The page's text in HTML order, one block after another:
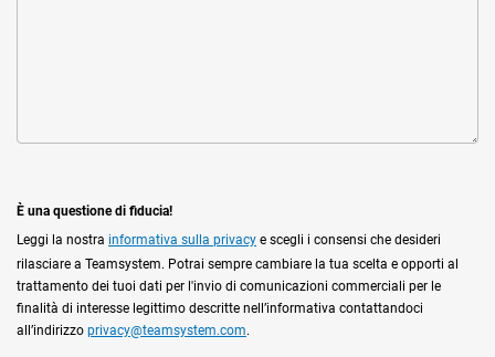
È una questione di fiducia!
Leggi la nostra informativa sulla privacy e scegli i consensi che desideri
rilasciare a Teamsystem. Potrai sempre cambiare la tua scelta e opporti al
trattamento dei tuoi dati per l'invio di comunicazioni commerciali per le
finalità di interesse legittimo descritte nell’informativa contattandoci
all’indirizzo privacy@teamsystem.com.